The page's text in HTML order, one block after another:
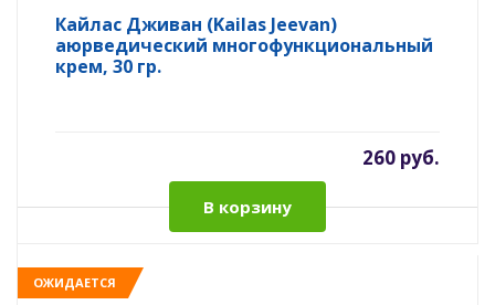
Кайлас Дживан (Kailas Jeevan)
аюрведический многофункциональный
крем, 30 гр.
260 руб.
В корзину
ОЖИДАЕТСЯ